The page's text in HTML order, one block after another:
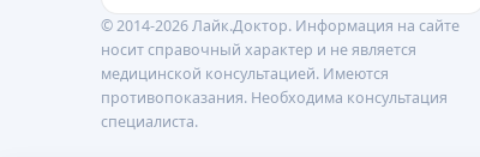
© 2014-2026 Лайк.Доктор. Информация на сайте
носит справочный характер и не является
медицинской консультацией. Имеются
противопоказания. Необходима консультация
специалиста.